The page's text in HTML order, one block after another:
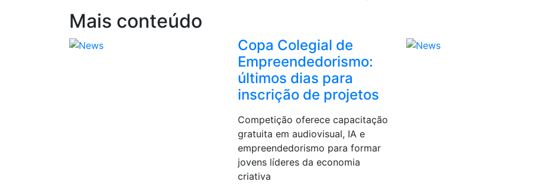
Mais conteúdo
Copa Colegial de
Empreendedorismo:
últimos dias para
inscrição de projetos
Competição oferece capacitação
gratuita em audiovisual, IA e
empreendedorismo para formar
jovens líderes da economia
criativa